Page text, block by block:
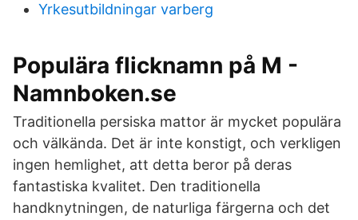
Yrkesutbildningar varberg
Populära flicknamn på M -
Namnboken.se
Traditionella persiska mattor är mycket populära
och välkända. Det är inte konstigt, och verkligen
ingen hemlighet, att detta beror på deras
fantastiska kvalitet. Den traditionella
handknytningen, de naturliga färgerna och det